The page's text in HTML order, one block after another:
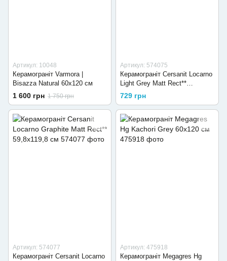
Артикул: 10048
Керамограніт Varmora |
Bisazza Natural 60x120 см
1 600 грн 1 750 грн
Артикул: 574075
Керамограніт Cersanit Locarno
Light Grey Matt Rect**
59,8x119,8 см
729 грн
Артикул: 574077
Керамограніт Cersanit Locarno
Артикул: 475918
Керамограніт Megagres Hg